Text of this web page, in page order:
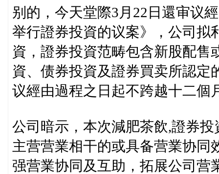
别的，今天堂際3月22日還审议
举行證券投資的议案》，公司拟
資，證券投資范畴包含新股配售
資、债券投資及證券買卖所認定
议經由過程之日起不跨越十二個
公司暗示，本次減肥茶飲,證券
主营营業相干的或具备营業协同
强营業协同及互助，拓展公司营